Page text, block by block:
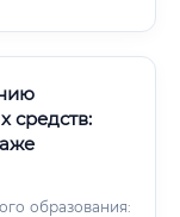
средств:
образования: